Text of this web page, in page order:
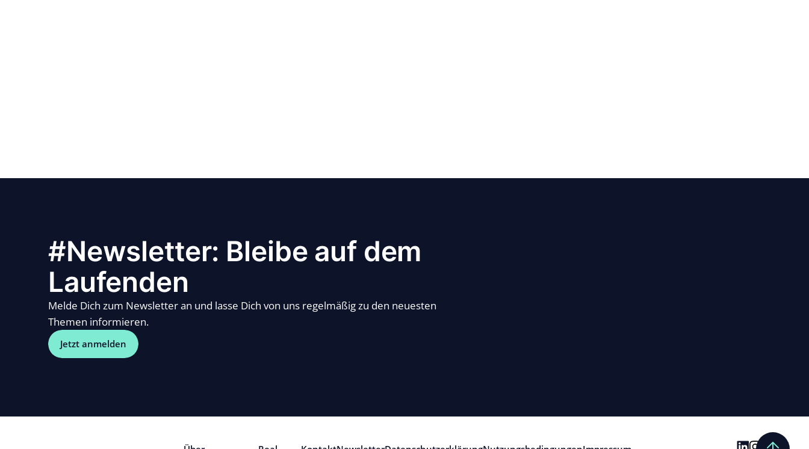
#Newsletter: Bleibe auf dem
Laufenden
Melde Dich zum Newsletter an und lasse Dich von uns regelmäßig zu den neuesten
Themen informieren.
Jetzt anmelden